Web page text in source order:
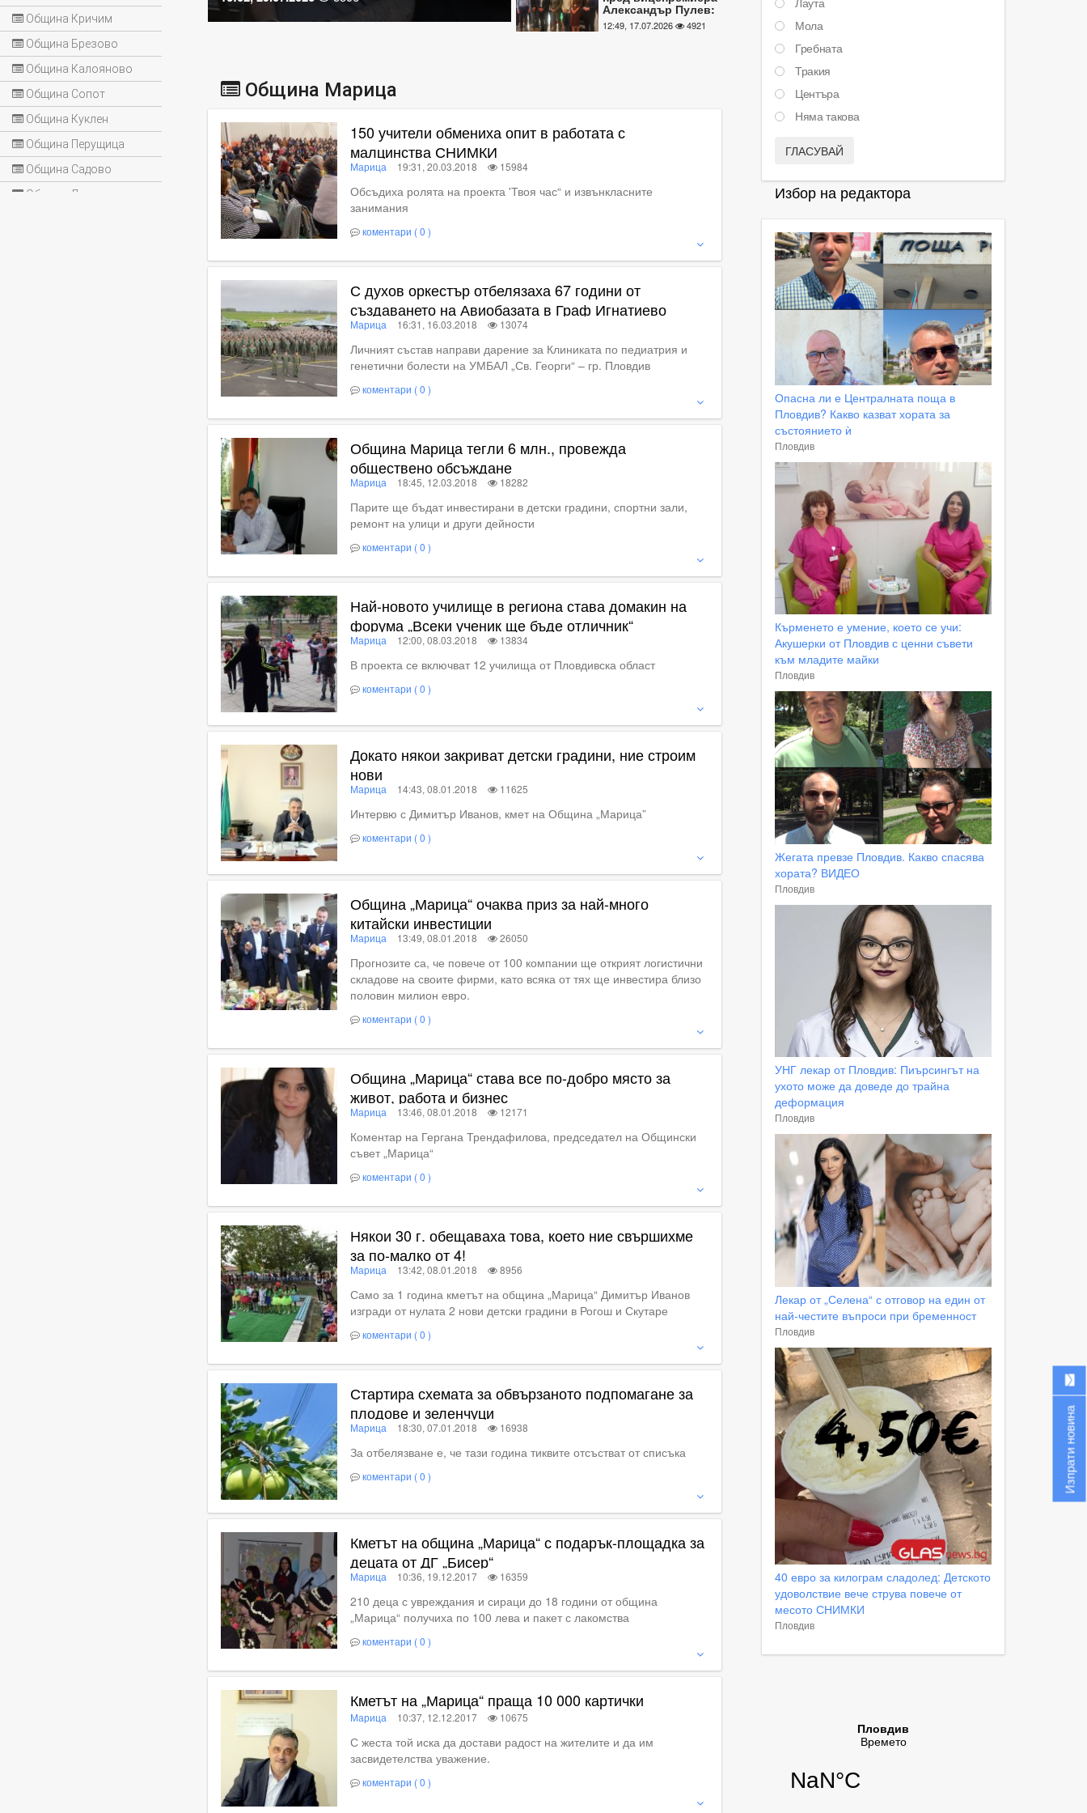
Община Кричим
Община Брезово
Община Калояново
Община Сопот
Община Куклен
Община Перущица
Община Садово
Община Лъки
Александър Пулев:
Без промени в
закона са
12:49, 17.07.2026 4921
Община Марица
150 учители обмениха опит в работата с
малцинства СНИМКИ
Марица 19:31, 20.03.2018 15984
Обсъдиха ролята на проекта 'Твоя час“ и извънкласните
занимания
коментари ( 0 )
С духов оркестър отбелязаха 67 години от
създаването на Авиобазата в Граф Игнатиево
Марица 16:31, 16.03.2018 13074
Личният състав направи дарение за Клиниката по педиатрия и
генетични болести на УМБАЛ „Св. Георги“ – гр. Пловдив
коментари ( 0 )
Община Марица тегли 6 млн., провежда
обществено обсъждане
Марица 18:45, 12.03.2018 18282
Парите ще бъдат инвестирани в детски градини, спортни зали,
ремонт на улици и други дейности
коментари ( 0 )
Най-новото училище в региона става домакин на
форума „Всеки ученик ще бъде отличник“
Марица 12:00, 08.03.2018 13834
В проекта се включват 12 училища от Пловдивска област
коментари ( 0 )
Докато някои закриват детски градини, ние строим
нови
Марица 14:43, 08.01.2018 11625
Интервю с Димитър Иванов, кмет на Община „Марица”
коментари ( 0 )
Община „Марица“ очаква приз за най-много
китайски инвестиции
Марица 13:49, 08.01.2018 26050
Прогнозите са, че повече от 100 компании ще открият логистични
складове на своите фирми, като всяка от тях ще инвестира близо
половин милион евро.
коментари ( 0 )
Община „Марица“ става все по-добро място за
живот, работа и бизнес
Марица 13:46, 08.01.2018 12171
Коментар на Гергана Трендафилова, председател на Общински
съвет „Марица“
коментари ( 0 )
Някои 30 г. обещаваха това, което ние свършихме
за по-малко от 4!
Марица 13:42, 08.01.2018 8956
Само за 1 година кметът на община „Марица“ Димитър Иванов
изгради от нулата 2 нови детски градини в Рогош и Скутаре
коментари ( 0 )
Стартира схемата за обвързаното подпомагане за
плодове и зеленчуци
Марица 18:30, 07.01.2018 16938
За отбелязване е, че тази година тиквите отсъстват от списъка
коментари ( 0 )
Кметът на община „Марица“ с подарък-площадка за
децата от ДГ „Бисер“
Марица 10:36, 19.12.2017 16359
210 деца с увреждания и сираци до 18 години от община
„Марица“ получиха по 100 лева и пакет с лакомства
коментари ( 0 )
Кметът на „Марица“ праща 10 000 картички
Марица 10:37, 12.12.2017 10675
С жеста той иска да достави радост на жителите и да им
засвидетелства уважение.
коментари ( 0 )
Мола
Гребната
Тракия
Центъра
Няма такова
ГЛАСУВАЙ
Избор на редактора
Опасна ли е Централната поща в
Пловдив? Какво казват хората за
състоянието ѝ
Пловдив
Кърменето е умение, което се учи:
Акушерки от Пловдив с ценни съвети
към младите майки
Пловдив
Жегата превзе Пловдив. Какво спасява
хората? ВИДЕО
Пловдив
УНГ лекар от Пловдив: Пиърсингът на
ухото може да доведе до трайна
деформация
Пловдив
Лекар от „Селена“ с отговор на един от
най-честите въпроси при бременност
Пловдив
40 евро за килограм сладолед: Детското
удоволствие вече струва повече от
месото СНИМКИ
Пловдив
Изпрати новина